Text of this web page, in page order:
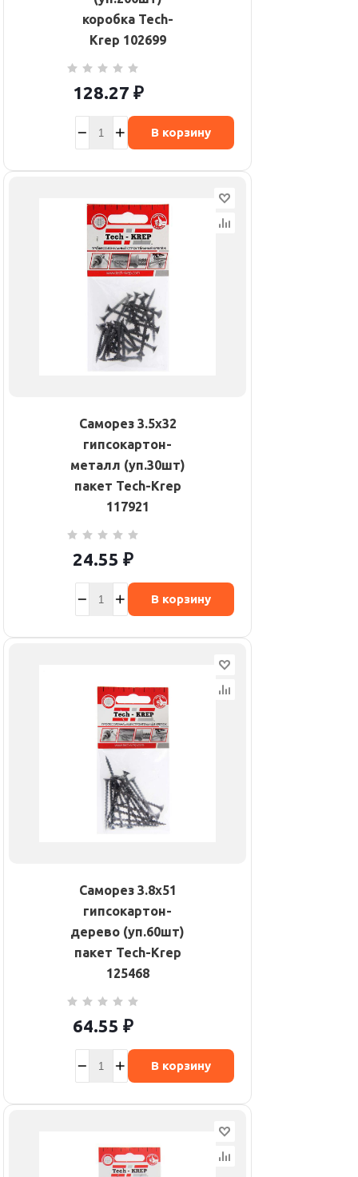
коробка Tech-
Krep 102699
128.27 ₽
В корзину
Саморез 3.5х32
гипсокартон-
металл (уп.30шт)
пакет Tech-Krep
117921
24.55 ₽
В корзину
Саморез 3.8х51
гипсокартон-
дерево (уп.60шт)
пакет Tech-Krep
125468
64.55 ₽
В корзину